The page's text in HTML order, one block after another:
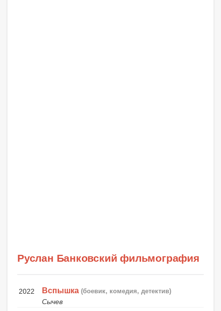
Руслан Банковский фильмография
2022 Вспышка (боевик, комедия, детектив)
Сычев